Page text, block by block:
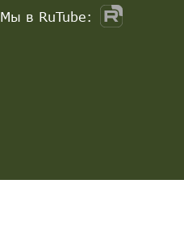
Мы в RuTube: